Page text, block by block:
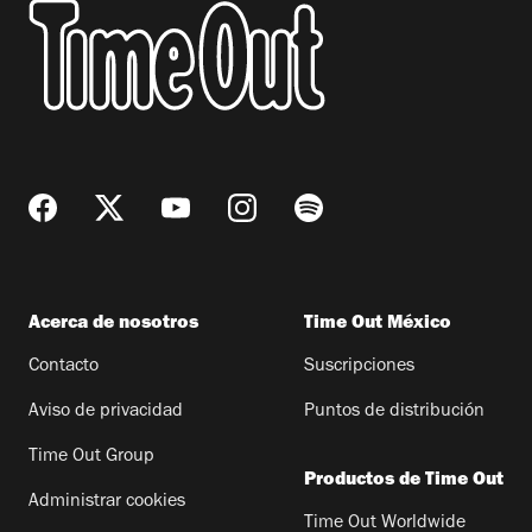
Acerca de nosotros
Contacto
Aviso de privacidad
Time Out Group
Administrar cookies
Time Out México
Suscripciones
Puntos de distribución
Productos de Time Out
Time Out Worldwide